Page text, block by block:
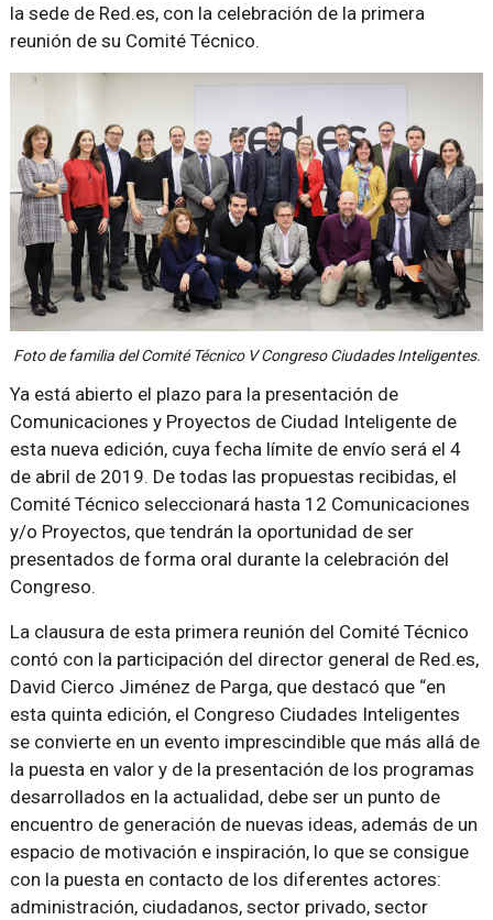
la sede de Red.es, con la celebración de la primera
reunión de su Comité Técnico.
Foto de familia del Comité Técnico V Congreso Ciudades Inteligentes.
Ya está abierto el plazo para la presentación de
Comunicaciones y Proyectos de Ciudad Inteligente de
esta nueva edición, cuya fecha límite de envío será el 4
de abril de 2019. De todas las propuestas recibidas, el
Comité Técnico seleccionará hasta 12 Comunicaciones
y/o Proyectos, que tendrán la oportunidad de ser
presentados de forma oral durante la celebración del
Congreso.
La clausura de esta primera reunión del Comité Técnico
contó con la participación del director general de Red.es,
David Cierco Jiménez de Parga, que destacó que “en
esta quinta edición, el Congreso Ciudades Inteligentes
se convierte en un evento imprescindible que más allá de
la puesta en valor y de la presentación de los programas
desarrollados en la actualidad, debe ser un punto de
encuentro de generación de nuevas ideas, además de un
espacio de motivación e inspiración, lo que se consigue
con la puesta en contacto de los diferentes actores:
administración, ciudadanos, sector privado, sector